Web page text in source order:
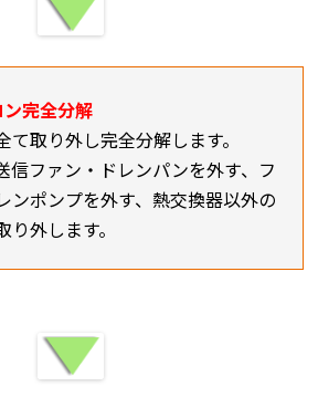
ン完全分解
取り外し完全分解します。
信ファン・ドレンパンを外す、フ
ンポンプを外す、熱交換器以外の
外します。